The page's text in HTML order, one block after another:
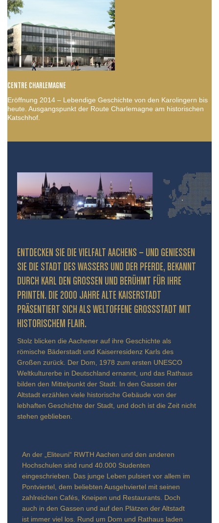
CENTRE CHARLEMAGNE
Eröffnung 2014 – Lebendige Geschichte von den Karolingern bis
heute. Ausgangspunkt der Route Charlemagne am historischen
Katschhof.
ENTDECKEN SIE DIE VIELFALT AACHENS – UND GENIESSEN S
IE DIE STADT DES WASSERS UND DER PFERDE, BEKANNT D
URCH KARL DEN GROSSEN UND BERÜHMT FÜR IHRE PR
INTEN. DIE 2000 JAHRE ALTE KAISERSTADT PR
ÄSENTIERT SICH ALS WELTOFFENE GROSSSTADT MIT HIS
TORISCHEM FLAIR.
Stolz blicken die Aachener auf ihre Geschichte als
römische Bäderstadt und Kaiserresidenz Karls des
Großen zurück. Der Dom, 1978 zum ersten UNESCO
Weltkulturerbe in Deutschland ernannt, und das Rathaus
bilden den Mittelpunkt der Stadt. In den Gassen der
Altstadt erzählen viele historische Gebäude von der
lebhaften Geschichte der Stadt, und doch ist die Zeit nicht
stehen geblieben.
An der „Eliteuni“ RWTH Aachen und den anderen
Hochschulen sind rund 40.000 Studenten
eingeschrieben. Das junge Leben pulsiert vor allem im
Pontviertel, dem beliebten Ausgehviertel mit seinen
zahlreichen Cafés, Kneipen und Restaurants. Doch
auch in den Gassen und auf den Plätzen der Altstadt
ist immer viel los. Rund um Dom und Rathaus laden